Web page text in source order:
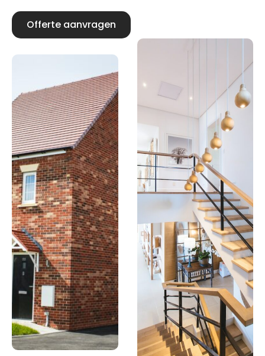
Offerte aanvragen